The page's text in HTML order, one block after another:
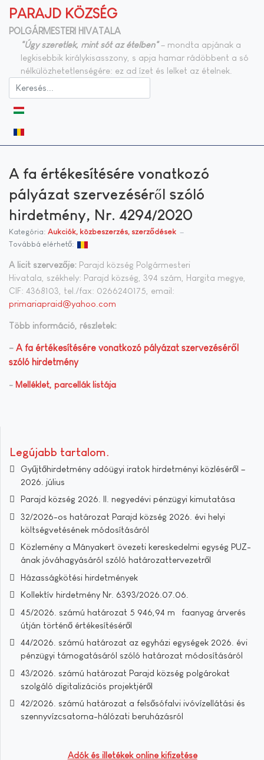
PARAJD KÖZSÉG
POLGÁRMESTERI HIVATALA
"Úgy szeretlek, mint sót az ételben"– mondta apjának a
legkisebbik királykisasszony, s apja hamar rádöbbent a só
nélkülözhetetlenségére: ez ad ízet és lelket az ételnek.
A fa értékesítésére vonatkozó
pályázat szervezéséről szóló
hirdetmény, Nr. 4294/2020
Kategória: Aukciók, közbeszerzés, szerződések
Továbbá elérhető:
A licit szervezője: Parajd község Polgármesteri
Hivatala, székhely: Parajd község, 394 szám, Hargita megye,
CIF: 4368103, tel./fax: 0266240175, email:
primariapraid@yahoo.com
Több információ, részletek:
- A fa értékesítésére vonatkozó pályázat szervezéséről
szóló hirdetmény
- Melléklet, parcellák listája
Legújabb tartalom
Gyűjtőhirdetmény adóügyi iratok hirdetményi közléséről –
2026. július
Parajd község 2026. II. negyedévi pénzügyi kimutatása
32/2026-os határozat Parajd község 2026. évi helyi
költségvetésének módosításáról
Közlemény a Mányakert övezeti kereskedelmi egység PUZ-
ának jóváhagyásáról szóló határozattervezetről
Házasságkötési hirdetmények
Kollektív hirdetmény Nr. 6393/2026.07.06.
45/2026. számú határozat 5 946,94 m³ faanyag árverés
útján történő értékesítéséről
44/2026. számú határozat az egyházi egységek 2026. évi
pénzügyi támogatásáról szóló határozat módosításáról
43/2026. számú határozat Parajd község polgárokat
szolgáló digitalizációs projektjéről
42/2026. számú határozat a felsősófalvi ivóvízellátási és
szennyvízcsatorna-hálózati beruházásról
Adók és illetékek online kifizetése